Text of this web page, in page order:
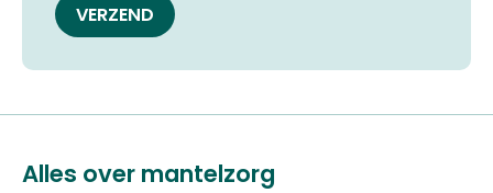
VERZEND
Alles over mantelzorg